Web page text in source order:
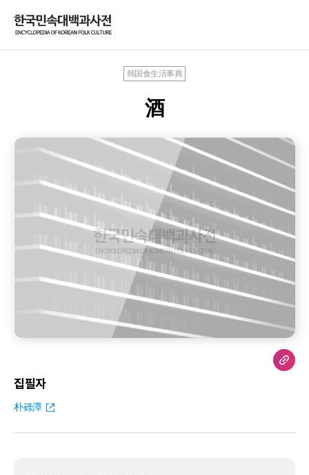
韩国食生活事典
酒
집필자
朴碌潭